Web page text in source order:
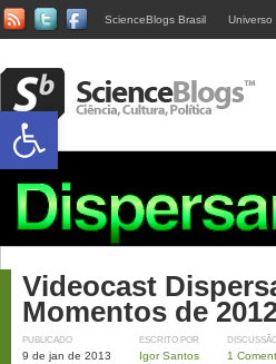
ScienceBlogs Brasil Universo
Videocast
Momentos de
PUBLICADO
9 de jan de 2013
ESCRITO POR
Igor Santos 1
Abrir a barra de